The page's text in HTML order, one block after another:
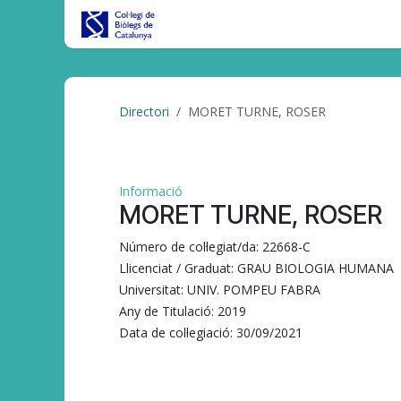
Skip to Content
Directori MORET TURNE, ROSER
Informació
MORET TURNE, ROSER
Número de col·legiat/da: 22668-C
Llicenciat / Graduat: GRAU BIOLOGIA HUMANA
Universitat: UNIV. POMPEU FABRA
Any de Titulació: 2019
Data de col·legiació: 30/09/2021